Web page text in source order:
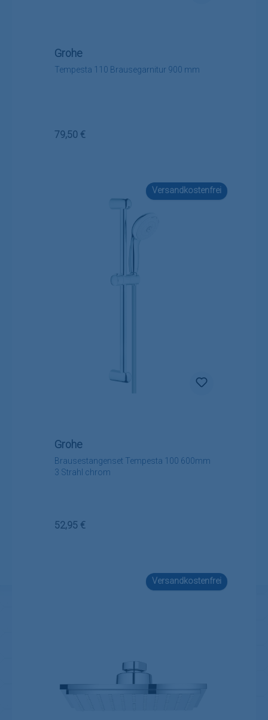
Tempesta 110 Brausegarnitur 900 mm
Grohe
Regulärer Preis:
79,50 €
Versandkostenfrei
Brausestangenset Tempesta 100 600mm
3 Strahl chrom
Grohe
Regulärer Preis:
52,95 €
Versandkostenfrei